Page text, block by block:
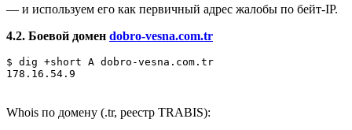
— и используем его как первичный адрес жалобы по бейт‑IP.
4.2. Боевой домен dobro‑vesna.com.tr
$ dig +short A dobro‑vesna.com.tr
178.16.54.9
Whois по домену (.tr, реестр TRABIS):